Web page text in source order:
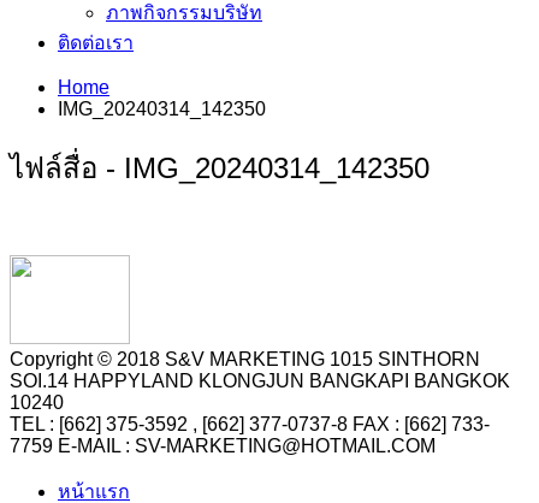
ภาพกิจกรรมบริษัท
ติดต่อเรา
Home
IMG_20240314_142350
ไฟล์สื่อ - IMG_20240314_142350
Copyright © 2018 S&V MARKETING 1015 SINTHORN
SOI.14 HAPPYLAND KLONGJUN BANGKAPI BANGKOK
10240
TEL : [662] 375-3592 , [662] 377-0737-8 FAX : [662] 733-
7759 E-MAIL : SV-MARKETING@HOTMAIL.COM
หน้าแรก